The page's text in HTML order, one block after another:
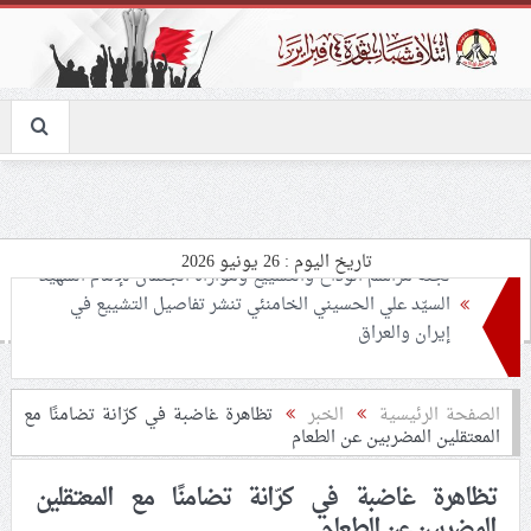
تاريخ اليوم : 26 يونيو 2026
تحذيرات من استغلال الأوضاع في غزّة لإشعال صراعات
داخليّة تخدم الاحتلال
ملفّ إنسانيّ مؤلم.. الأسيرات الفلسطينيّات بين القمع
والإهمال الطبي
55 مأتمًا وحسينيّة يعترضون على الإجراءات القمعيّة للنظام
الصفحة الرئيسية الخبر تظاهرة غاضبة في كرّانة تضامنًا مع
المعتقلين المضربين عن الطعام
تظاهرة غاضبة في كرّانة تضامنًا مع المعتقلين